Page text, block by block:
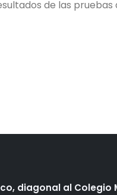
de las
diagonal al Colegio